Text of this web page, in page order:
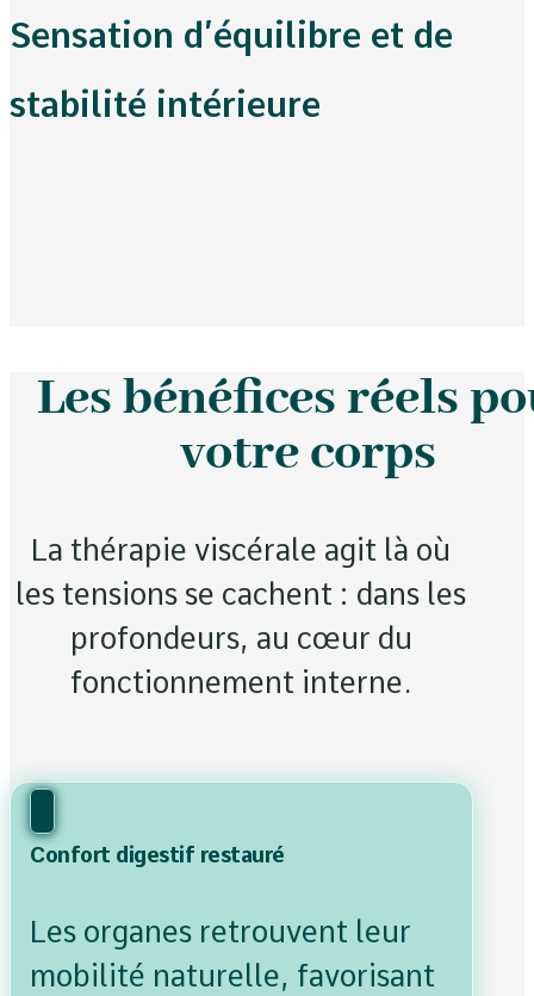
Sensation d’équilibre et de
stabilité intérieure
Les bénéfices réels
votre corps
La thérapie viscérale agit là où
les tensions se cachent : dans les
profondeurs, au cœur du
fonctionnement interne.
Confort digestif restauré
Les organes retrouvent leur
mobilité naturelle, favorisant